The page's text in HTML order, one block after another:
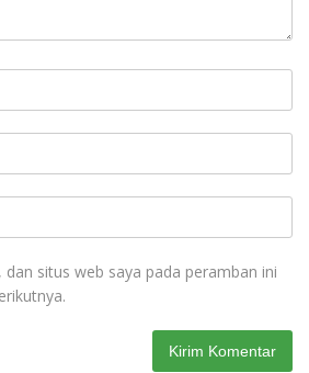
situs web saya pada peramban ini